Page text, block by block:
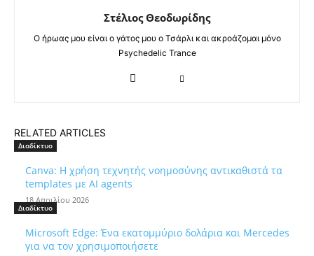
Στέλιος Θεοδωρίδης
Ο ήρωας μου είναι ο γάτος μου ο Τσάρλι και ακροάζομαι μόνο
Psychedelic Trance
RELATED ARTICLES
Διαδίκτυο
Canva: Η χρήση τεχνητής νοημοσύνης αντικαθιστά τα
templates με AI agents
18 Απριλίου 2026
Διαδίκτυο
Microsoft Edge: Ένα εκατομμύριο δολάρια και Mercedes
για να τον χρησιμοποιήσετε